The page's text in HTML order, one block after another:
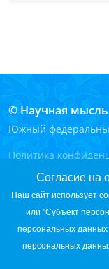
Согласие на
Наш сайт использует
или "Субъект
персональных данных
персональных
© Научная мысль
Южный
Политика
Согласие на
Согласие на
сервиса
Вход для
ПИ № ФС77-83942